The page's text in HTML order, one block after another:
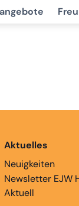
Aktuelles
Neuigkeiten
Newsletter EJW
Aktuell